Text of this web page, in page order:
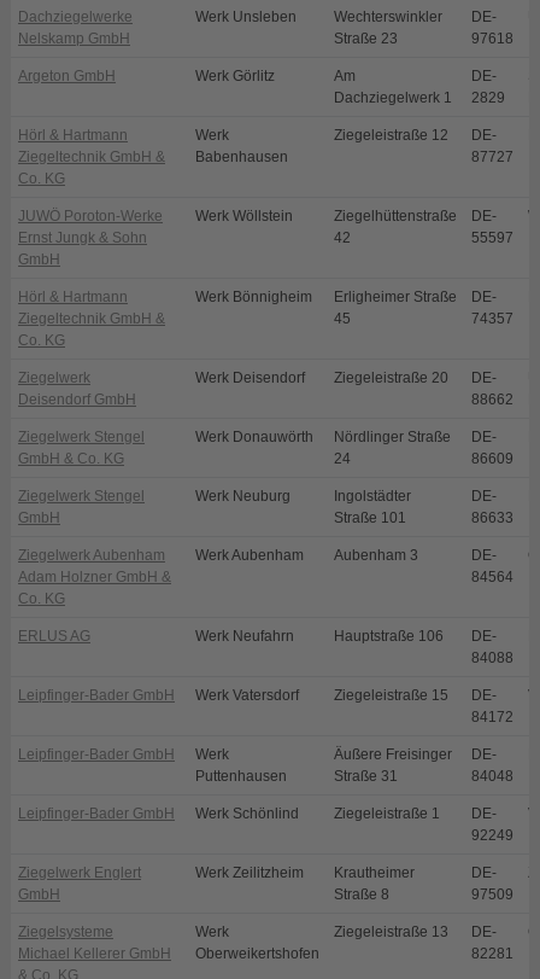
Dachziegelwerke
Nelskamp GmbH
Werk Unsleben
Wechterswinkler
Straße 23
DE-
97618
Argeton GmbH Werk Görlitz
Am
Dachziegelwerk 1
DE-
2829
Hörl & Hartmann
Ziegeltechnik GmbH &
Co. KG
Werk
Babenhausen
Ziegeleistraße 12
DE-
87727
JUWÖ Poroton-Werke
Ernst Jungk & Sohn
GmbH
Werk Wöllstein
Ziegelhüttenstraße
42
DE-
55597
Hörl & Hartmann
Ziegeltechnik GmbH &
Co. KG
Werk Bönnigheim
Erligheimer Straße
45
DE-
74357
Ziegelwerk
Deisendorf GmbH
Werk Deisendorf Ziegeleistraße 20
DE-
88662
Ziegelwerk Stengel
GmbH & Co. KG
Werk Donauwörth
Nördlinger Straße
24
DE-
86609
Ziegelwerk Stengel
GmbH
Werk Neuburg
Ingolstädter
Straße 101
DE-
86633
Ziegelwerk Aubenham
Adam Holzner GmbH &
Co. KG
Werk Aubenham Aubenham 3
DE-
84564
ERLUS AG Werk Neufahrn Hauptstraße 106
DE-
84088
Leipfinger-Bader GmbH Werk Vatersdorf Ziegeleistraße 15
DE-
84172
Leipfinger-Bader GmbH
Werk
Puttenhausen
Äußere Freisinger
Straße 31
DE-
84048
Leipfinger-Bader GmbH Werk Schönlind Ziegeleistraße 1
DE-
92249
Ziegelwerk Englert
GmbH
Werk Zeilitzheim
Krautheimer
Straße 8
DE-
97509
Ziegelsysteme
Michael Kellerer GmbH
& Co. KG
Werk
Oberweikertshofen
Ziegeleistraße 13
DE-
82281